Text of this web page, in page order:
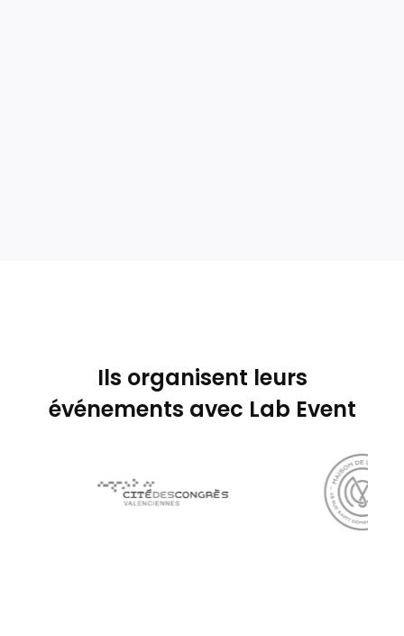
Ils organisent leurs
événements avec Lab Event